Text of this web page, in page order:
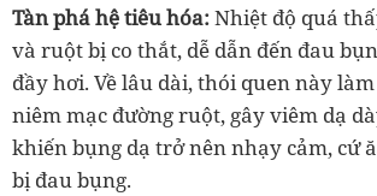
Tàn phá hệ tiêu hóa:Nhiệt độ quá
và ruột bị co thắt, dễ dẫn đến đau
đầy hơi. Về lâu dài, thói quen này
niêm mạc đường ruột, gây viêm dạ
khiến bụng dạ trở nên nhạy cảm, cứ
bị đau bụng.